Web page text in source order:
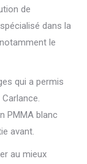
de
dans la
le
qui a permis
PMMA blanc
avant.
au mieux